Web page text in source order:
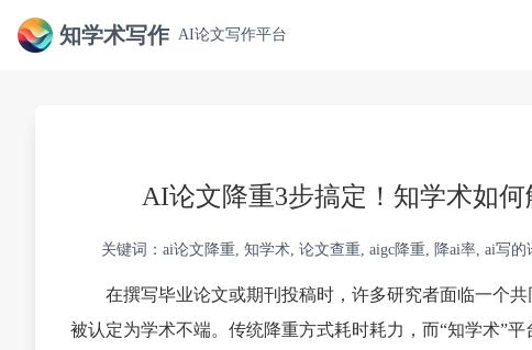
知学术写作 AI论文写作平台
AI论文降重3步搞定！知学术如
关键词：ai论文降重, 知学术, 论文查重, aigc降重, 降ai率, ai写
在撰写毕业论文或期刊投稿时，许多研究者面临一个
被认定为学术不端。传统降重方式耗时耗力，而“知学术”